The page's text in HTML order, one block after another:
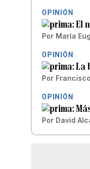
OPINIÓN
El
Por María
OPINIÓN
La
Por
OPINIÓN
Por David